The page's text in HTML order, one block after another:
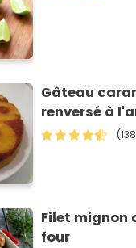
Gâteau
renversé à
Filet mignon
four